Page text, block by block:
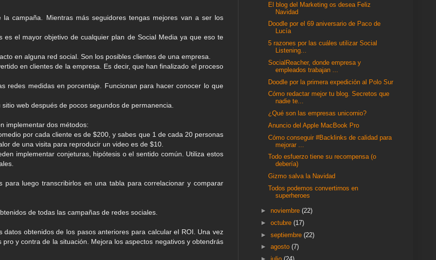
campaña. Mientras más seguidores tengas mejores van a ser los
el mayor objetivo de cualquier plan de Social Media ya que eso te
en alguna red social. Son los posibles clientes de una empresa.
en clientes de la empresa. Es decir, que han finalizado el proceso
redes medidas en porcentaje. Funcionan para hacer conocer lo que
web después de pocos segundos de permanencia.
implementar dos métodos:
por cada cliente es de $200, y sabes que 1 de cada 20 personas
de una visita para reproducir un video es de $10.
implementar conjeturas, hipótesis o el sentido común. Utiliza estos
para luego transcribirlos en una tabla para correlacionar y comparar
de todas las campañas de redes sociales.
datos obtenidos de los pasos anteriores para calcular el ROI. Una vez
y contra de la situación. Mejora los aspectos negativos y obtendrás
El blog del Marketing os desea Feliz
Navidad
Doodle por el 69 aniversario de Paco de
Lucía
5 razones por las cuáles utilizar Social
Listening...
SocialReacher, donde empresa y
empleados trabajan ...
Doodle por la primera expedición al Polo Sur
Cómo redactar mejor tu blog. Secretos que
nadie te...
¿Qué son las empresas unicornio?
Anuncio del Apple MacBook Pro
Cómo conseguir #Backlinks de calidad para
mejorar ...
Todo esfuerzo tiene su recompensa (o
debería)
Gizmo salva la Navidad
Todos podemos convertirnos en
superheroes
► noviembre (22)
► octubre (17)
► septiembre (22)
► agosto (7)